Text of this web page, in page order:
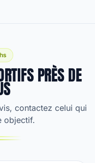
PRÈS DE
contactez celui qui
objectif.